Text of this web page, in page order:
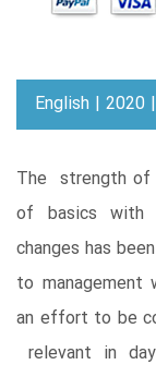
English | 2020
The strength of
of basics with
changes has
to
an effort to be
relevant in